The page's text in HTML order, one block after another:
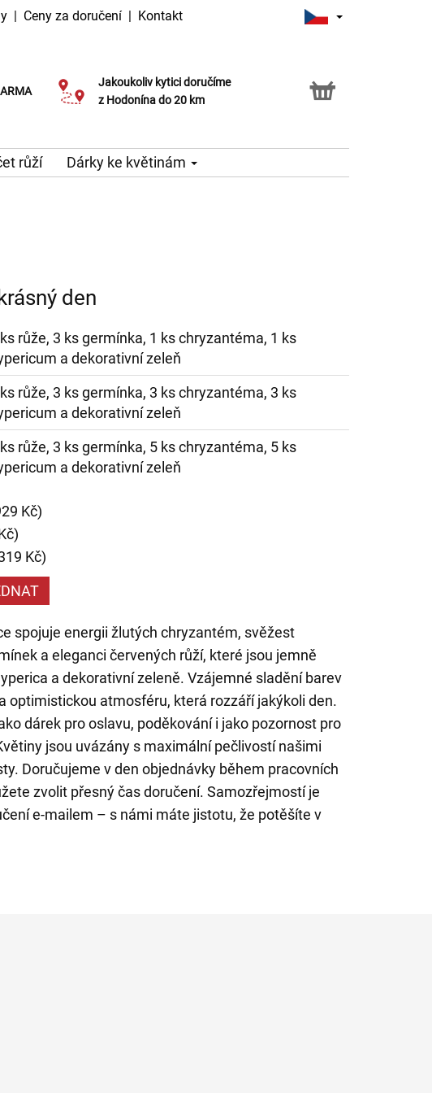
| Ceny za doručení | Kontakt
Jakoukoliv kytici doručíme
z Hodonína do 20 km
Možnost vyzvednout v naší květince
růží Dárky ke květinám
den
růže, 3 ks germínka, 1 ks chryzantéma, 1 ks
a dekorativní zeleň
růže, 3 ks germínka, 3 ks chryzantéma, 3 ks
a dekorativní zeleň
růže, 3 ks germínka, 5 ks chryzantéma, 5 ks
a dekorativní zeleň
Kč)
Kč)
spojuje energii žlutých chryzantém, svěžest
a eleganci červených růží, které jsou jemně
a dekorativní zeleně. Vzájemné sladění barev
optimistickou atmosféru, která rozzáří jakýkoli den.
dárek pro oslavu, poděkování i jako pozornost pro
jsou uvázány s maximální pečlivostí našimi
Doručujeme v den objednávky během pracovních
zvolit přesný čas doručení. Samozřejmostí je
e-mailem – s námi máte jistotu, že potěšíte v